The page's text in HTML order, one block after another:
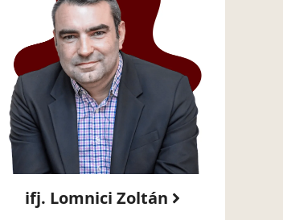
ifj. Lomnici Zoltán